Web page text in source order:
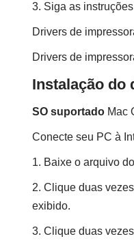
3. Siga as
Drivers de
Drivers de
Instalação do
SO suportado Mac
Conecte seu PC à
1. Baixe o arquivo
2. Clique duas
exibido.
3. Clique duas